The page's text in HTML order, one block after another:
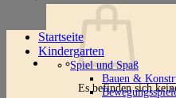
Es befinden sich
Startseite
Kindergarten
Spiel und Spaß
Bauen &